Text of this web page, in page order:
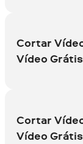
Cortar
Vídeo
Cortar
Vídeo